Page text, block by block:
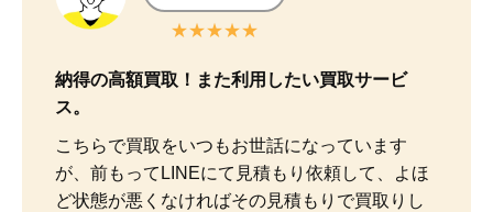
★★★★★
納得の高額買取！また利用したい買取サービ
ス。
こちらで買取をいつもお世話になっています
が、前もってLINEにて見積もり依頼して、よほ
ど状態が悪くなければその見積もりで買取りし